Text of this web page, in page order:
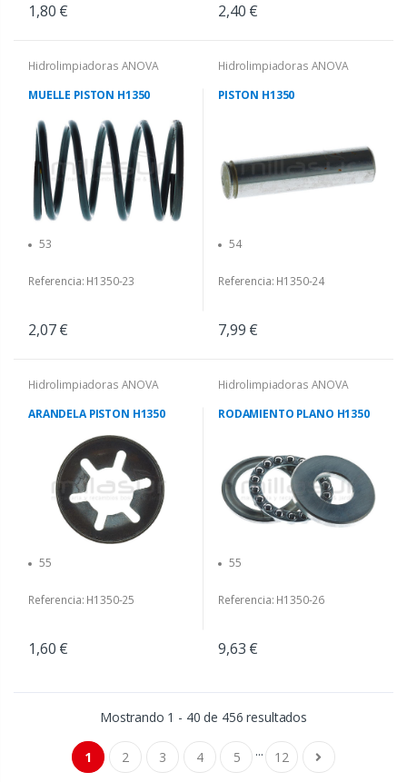
1,80 € 2,40 €
Hidrolimpiadoras ANOVA
MUELLE PISTON H1350
53
Referencia: H1350-23
2,07 €
Hidrolimpiadoras ANOVA
PISTON H1350
54
Referencia: H1350-24
7,99 €
Hidrolimpiadoras ANOVA
ARANDELA PISTON H1350
55
Referencia: H1350-25
1,60 €
Hidrolimpiadoras ANOVA
RODAMIENTO PLANO H1350
55
Referencia: H1350-26
9,63 €
Mostrando 1 - 40 de 456 resultados
1 2 3 4 5 ... 12